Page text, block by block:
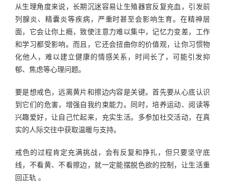
从生理角度来说，长期沉迷容易让生殖器官反复充血，引发前
列腺炎、精囊炎等疾病，严重时甚至会影响生育。在精神层
面，它会让你上瘾，致使注意力难以集中，记忆力变差，工作
和学习都受影响。而且，它还会扭曲你的价值观，让你习惯物
化他人，难以建立健康的情感关系，时间长了，可能引发抑
郁、焦虑等心理问题。
要是想戒色，远离黄片和擦边内容是关键。首先要从心底认识
到它们的危害，增强自我约束能力。同时，培养运动、阅读等
兴趣爱好，让自己忙起来，充实生活。多参加社交活动，在真
实的人际交往中获取温暖与支持。
戒色的过程肯定充满挑战，会有反复和挣扎，但只要坚守底
线，不看黄、不看擦边，就一定能摆脱色欲的控制，让生活重
回正轨 。